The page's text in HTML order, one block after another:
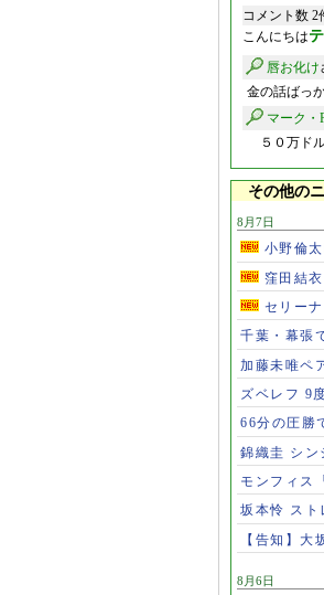
コメント数 2
こんにちは
唇お化け
金の話ばっ
マーク・
５０万ドル
その他の
8月7日
小野倫
窪田結
セリー
千葉・幕張
加藤未唯ペ
ズベレフ 9
66分の圧勝
錦織圭 シン
モンフィス
坂本怜 スト
【告知】大
8月6日